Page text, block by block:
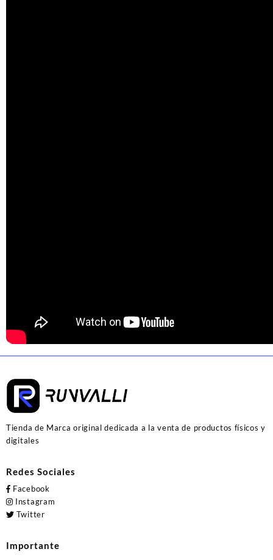
Tienda de Marca original dedicada a la venta de productos físicos y
digitales
Redes Sociales
Facebook
Instagram
Twitter
Importante